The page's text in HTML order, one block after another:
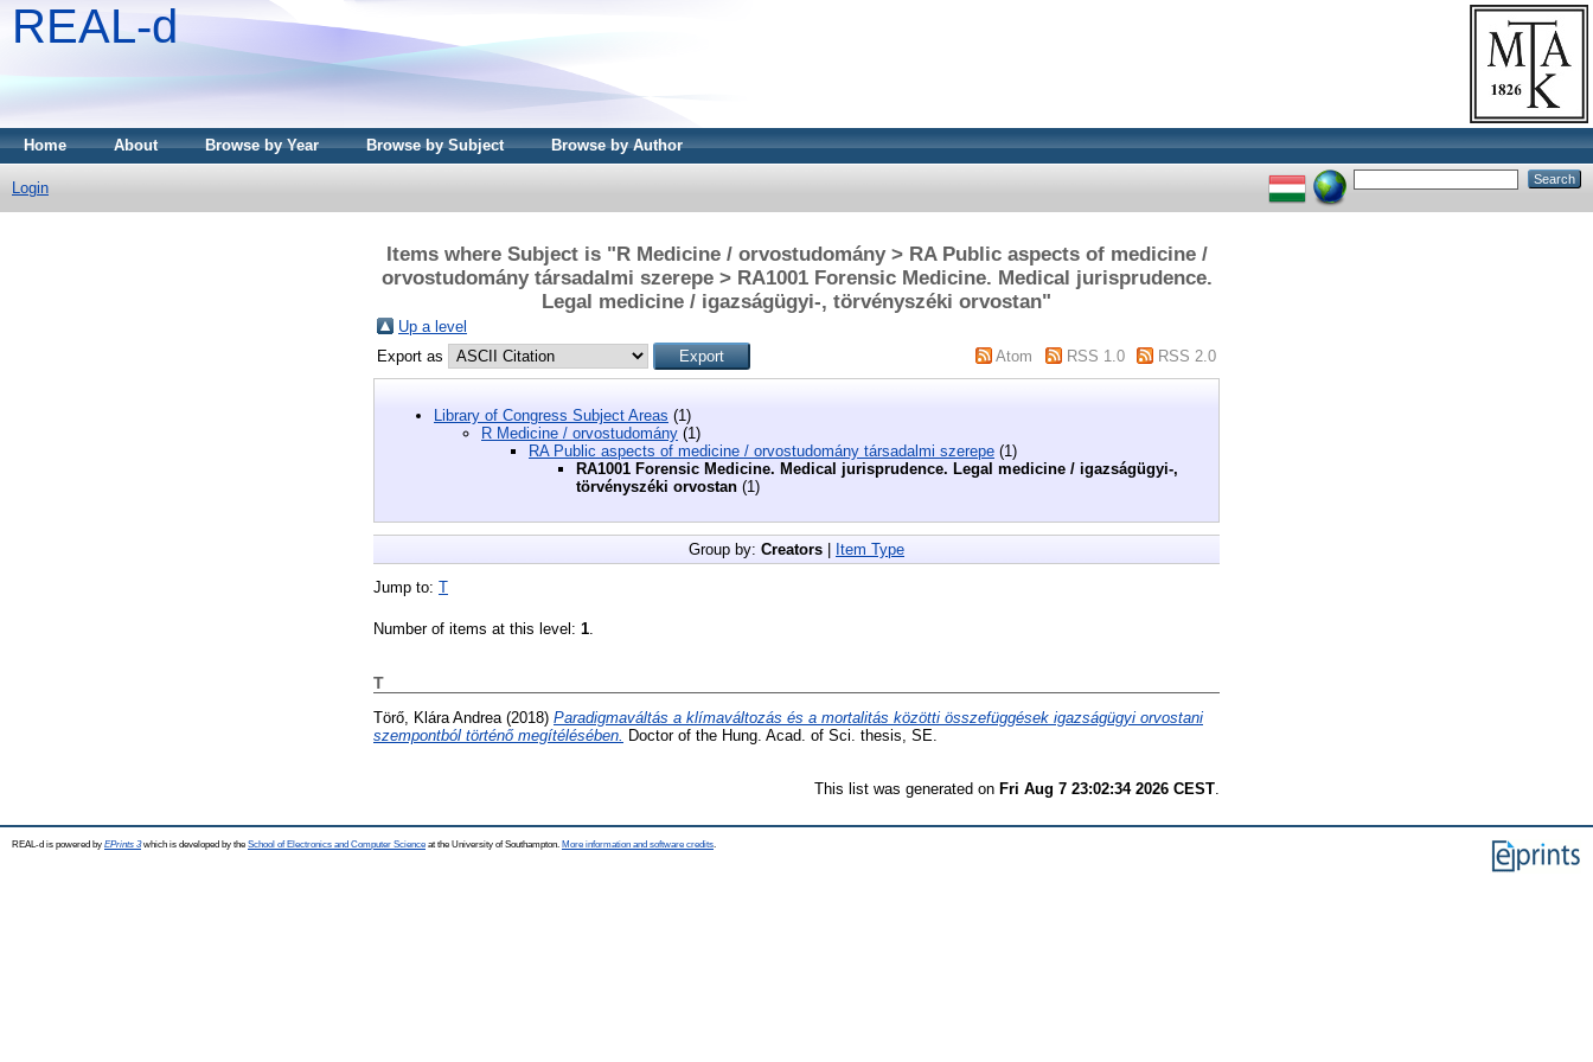
REAL-d
Home About Browse by Year Browse by Subject Browse by Author
Login
Items where Subject is "R Medicine / orvostudomány > RA Public aspects of medicine /
orvostudomány társadalmi szerepe > RA1001 Forensic Medicine. Medical jurisprudence.
Legal medicine / igazságügyi-, törvényszéki orvostan"
Up a level
Export as
Atom RSS 1.0 RSS 2.0
Library of Congress Subject Areas (1)
R Medicine / orvostudomány (1)
RA Public aspects of medicine / orvostudomány társadalmi szerepe (1)
RA1001 Forensic Medicine. Medical jurisprudence. Legal medicine / igazságügyi-,
törvényszéki orvostan (1)
Group by: Creators Item Type
Jump to: T
Number of items at this level: 1.
T
Törő, Klára Andrea(2018) Paradigmaváltás a klímaváltozás és a mortalitás közötti összefüggések igazságügyi orvostani
szempontból történő megítélésében. Doctor of the Hung. Acad. of Sci. thesis, SE.
This list was generated on Fri Aug 7 23:02:34 2026 CEST.
REAL-d is powered by EPrints 3which is developed by the School of Electronics and Computer Science at the University of Southampton. More information and software credits